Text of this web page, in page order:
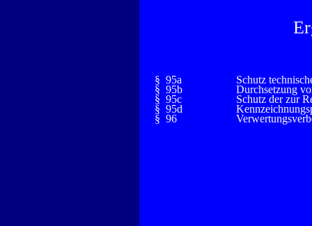
§ 95a
Schutz
§ 95b
Durchsetzung
§ 95c
Schutz der zur
§ 95d
§ 96